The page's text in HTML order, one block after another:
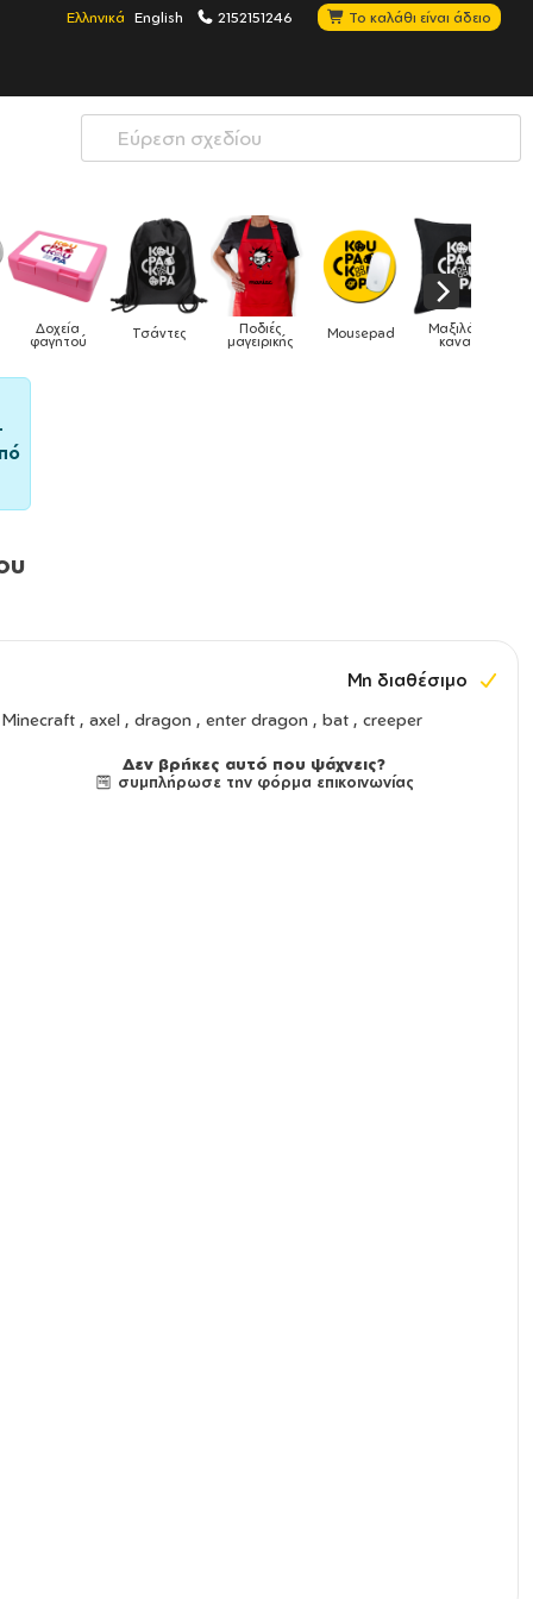
Ελληνικά English 2152151246 Το καλάθι είναι άδειο
Mousepad Μαξιλάρια
καναπέ Phone Holders Ρολόγια Βρεφικά
Μη διαθέσιμο
Minecraft , axel , dragon , enter dragon , bat , creeper
Δεν βρήκες αυτό που ψάχνεις?
συμπλήρωσε την φόρμα επικοινωνίας